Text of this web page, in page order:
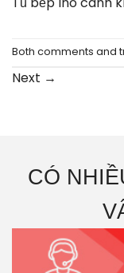
Both comments and
Next →
CÓ